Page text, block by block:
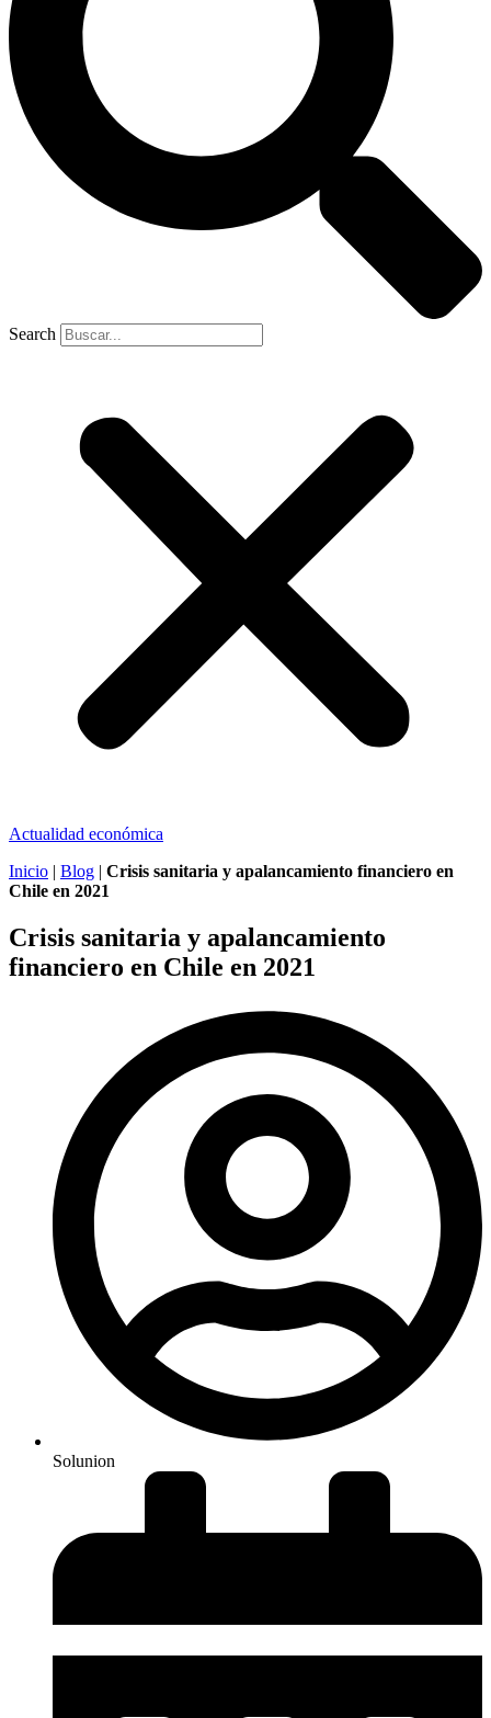
Search
Actualidad económica
Inicio | Blog | Crisis sanitaria y apalancamiento financiero en
Chile en 2021
Crisis sanitaria y apalancamiento
financiero en Chile en 2021
Solunion